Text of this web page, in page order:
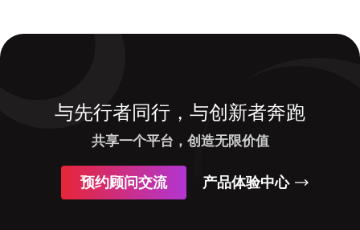
与先行者同行，与创新者奔跑
共享一个平台，创造无限价值
预约顾问交流 产品体验中心